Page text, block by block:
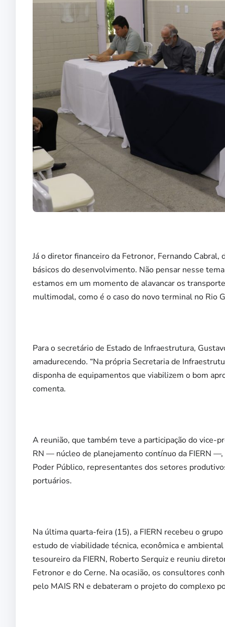
Já o diretor financeiro da Fetronor, Fernando Cabral,
básicos do desenvolvimento. Não pensar nesse
estamos em um momento de alavancar os
multimodal, como é o caso do novo terminal no Rio
Para o secretário de Estado de Infraestrutura,
amadurecendo. “Na própria Secretaria de
disponha de equipamentos que viabilizem o bom
comenta.
A reunião, que também teve a participação do vice-
RN — núcleo de planejamento contínuo da FIERN
Poder Público, representantes dos setores
portuários.
Na última quarta-feira (15), a FIERN recebeu o
estudo de viabilidade técnica, econômica e
tesoureiro da FIERN, Roberto Serquiz e reuniu
Fetronor e do Cerne. Na ocasião, os consultores
pelo MAIS RN e debateram o projeto do complexo